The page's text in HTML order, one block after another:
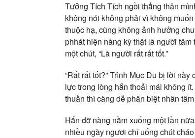
Tưởng Tích Tích ngồi thẳng thân
không nói không phải vì không
thuộc hạ, cũng không ảnh hưởng
phhát hiện nàng kỳ thật là người
một chút, “Là người rất rất tốt.”
“Rất rất tốt?” Trình Mục Du bị lời
lực trong lòng hắn thoải mái không
thuần thì càng dễ phân biệt nhân
Hắn đỡ nàng nằm xuống một lần
nhiều ngày ngươi chỉ uống chút